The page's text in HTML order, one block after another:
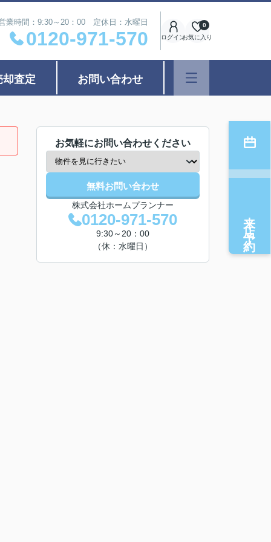
業時間：9:30～20：00 定休日：水曜日
0120-971-570 ログインお気に入り
0
却査定 お問い合わせ
お気軽にお問い合わせください
無料お問い合わせ
株式会社ホームプランナー
0120-971-570
9:30～20：00
（休：水曜日）
来店予約